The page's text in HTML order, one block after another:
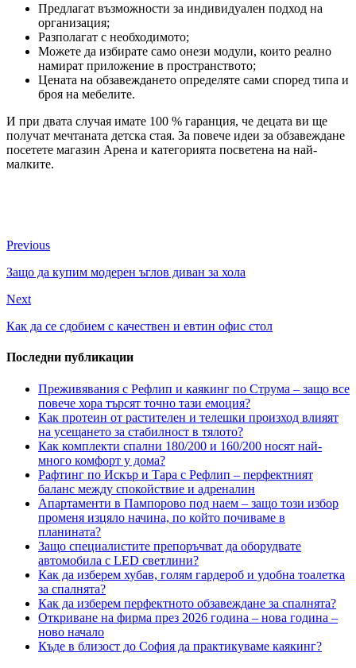
Предлагат възможности за индивидуален подход на
организация;
Разполагат с необходимото;
Можете да избирате само онези модули, които реално
намират приложение в пространството;
Цената на обзавеждането определяте сами според типа и
броя на мебелите.
И при двата случая имате 100 % гаранция, че децата ви ще
получат мечтаната детска стая. За повече идеи за обзавеждане
посетете магазин Арена и категорията посветена на най-
малките.
Previous
Защо да купим модерен ъглов диван за хола
Next
Как да се сдобием с качествен и евтин офис стол
Последни публикации
Преживявания с Рефлип и каякинг по Струма – защо все
повече хора търсят точно тази емоция?
Как протеин от растителен и телешки произход влияят
на усещането за стабилност в тялото?
Как комплекти спални 180/200 и 160/200 носят най-
много комфорт у дома?
Рафтинг по Искър и Тара с Рефлип – перфектният
баланс между спокойствие и адреналин
Апартаменти в Пампорово под наем – защо този избор
променя изцяло начина, по който почиваме в
планината?
Защо специалистите препоръчват да оборудвате
автомобила с LED светлини?
Как да изберем хубав, голям гардероб и удобна тоалетка
за спалнята?
Как да изберем перфектното обзавеждане за спалнята?
Откриване на фирма през 2026 година – нова година –
ново начало
Къде в близост до София да практикуваме каякинг?